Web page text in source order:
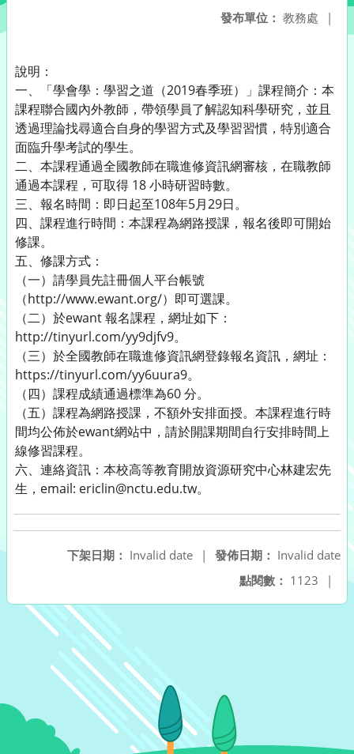
發布單位： 教務處 |
說明：
一、「學會學：學習之道（2019春季班）」課程簡介：本
課程聯合國內外教師，帶領學員了解認知科學研究，並且
透過理論找尋適合自身的學習方式及學習習慣，特別適合
面臨升學考試的學生。
二、本課程通過全國教師在職進修資訊網審核，在職教師
通過本課程，可取得 18 小時研習時數。
三、報名時間：即日起至108年5月29日。
四、課程進行時間：本課程為網路授課，報名後即可開始
修課。
五、修課方式：
（一）請學員先註冊個人平台帳號
（http://www.ewant.org/）即可選課。
（二）於ewant 報名課程，網址如下：
http://tinyurl.com/yy9djfv9。
（三）於全國教師在職進修資訊網登錄報名資訊，網址：
https://tinyurl.com/yy6uura9。
（四）課程成績通過標準為60 分。
（五）課程為網路授課，不額外安排面授。本課程進行時
間均公佈於ewant網站中，請於開課期間自行安排時間上
線修習課程。
六、連絡資訊：本校高等教育開放資源研究中心林建宏先
生，email: ericlin@nctu.edu.tw。
發佈日期： Invalid date
下架日期： Invalid date
|
點閱數： 1123 |